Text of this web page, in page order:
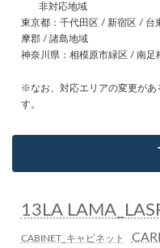
非対応地域
東京都：千代田区 / 新宿区 / 台
摩郡 / 諸島地域
神奈川県：相模原市緑区 / 南
※なお、対応エリアの変更があ
す。
13LA
CABINET_キャビネット